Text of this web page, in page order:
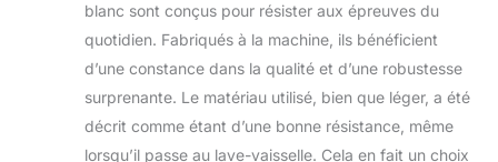
blanc sont conçus pour résister aux épreuves du
quotidien. Fabriqués à la machine, ils bénéficient
d’une constance dans la qualité et d’une robustesse
surprenante. Le matériau utilisé, bien que léger, a été
décrit comme étant d’une bonne résistance, même
lorsqu’il passe au lave-vaisselle. Cela en fait un choix